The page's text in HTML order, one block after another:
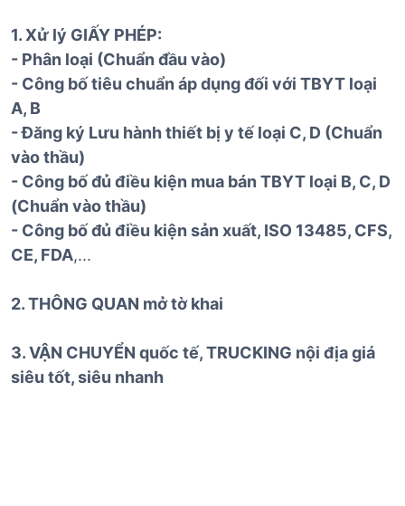
1. Xử lý GIẤY PHÉP:
- Phân loại (Chuẩn đầu vào)
- Công bố tiêu chuẩn áp dụng đối với TBYT loại
A, B
- Đăng ký Lưu hành thiết bị y tế loại C, D (Chuẩn
vào thầu)
- Công bố đủ điều kiện mua bán TBYT loại B, C, D
(Chuẩn vào thầu)
- Công bố đủ điều kiện sản xuất, ISO 13485, CFS,
CE, FDA,...
2. THÔNG QUAN mở tờ khai
3. VẬN CHUYỂN quốc tế, TRUCKING nội địa giá
siêu tốt, siêu nhanh